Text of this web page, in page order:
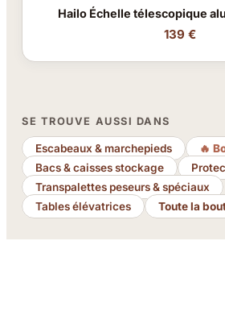
Hailo Échelle télescopique
139 €
SE TROUVE AUSSI DANS
Escabeaux & marchepieds
🔥
Bacs & caisses stockage
Transpalettes peseurs & spéciaux
Tables élévatrices
Toute la